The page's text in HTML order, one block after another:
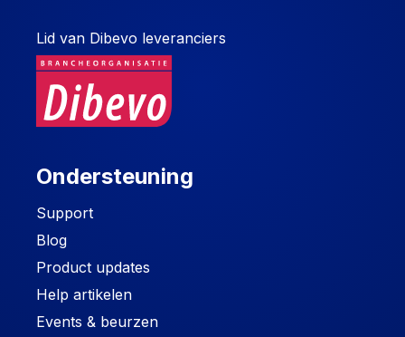
Lid van Dibevo leveranciers
Ondersteuning
Support
Blog
Product updates
Help artikelen
Events & beurzen